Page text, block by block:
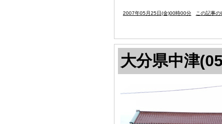
2007年05月25日(金)00時00分 この記事の
大分県中津